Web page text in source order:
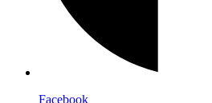
Facebook